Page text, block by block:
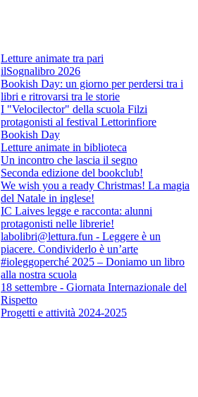
Letture animate tra pari
ilSognalibro 2026
Bookish Day: un giorno per perdersi tra i
libri e ritrovarsi tra le storie
I "Velocilector" della scuola Filzi
protagonisti al festival Lettorinfiore
Bookish Day
Letture animate in biblioteca
Un incontro che lascia il segno
Seconda edizione del bookclub!
We wish you a ready Christmas! La magia
del Natale in inglese!
IC Laives legge e racconta: alunni
protagonisti nelle librerie!
labolibri@lettura.fun - Leggere è un
piacere. Condividerlo è un’arte
#ioleggoperché 2025 – Doniamo un libro
alla nostra scuola
18 settembre - Giornata Internazionale del
Rispetto
Progetti e attività 2024-2025